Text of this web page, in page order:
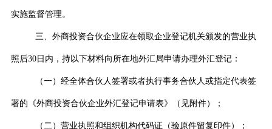
实施监督管理。
三、外商投资合伙企业应在领取企业登记机关颁发的营业执
照后30日内，持以下材料向所在地外汇局申请办理外汇登记：
（一）经全体合伙人签署或者执行事务合伙人或指定代表签
署的《外商投资合伙企业外汇登记申请表》（见附件）；
（二）营业执照和组织机构代码证（验原件留复印件）；